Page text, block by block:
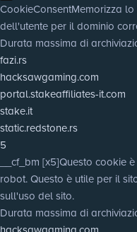
CookieConsentMemorizza
dell'utente per il dominio
Durata massima di
fazi.rs
hacksawgaming.com
portal.stakeaffiliates-it.com
stake.it
static.redstone.rs
5
__cf_bm [x5]Questo cookie
robot. Questo è utile per il
sull'uso del sito.
Durata massima di